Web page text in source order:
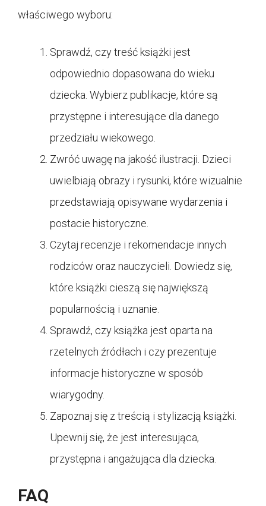
właściwego wyboru:
Sprawdź, czy treść książki jest
odpowiednio dopasowana do wieku
dziecka. Wybierz publikacje, które są
przystępne i interesujące dla danego
przedziału wiekowego.
Zwróć uwagę na jakość ilustracji. Dzieci
uwielbiają obrazy i rysunki, które wizualnie
przedstawiają opisywane wydarzenia i
postacie historyczne.
Czytaj recenzje i rekomendacje innych
rodziców oraz nauczycieli. Dowiedz się,
które książki cieszą się największą
popularnością i uznanie.
Sprawdź, czy książka jest oparta na
rzetelnych źródłach i czy prezentuje
informacje historyczne w sposób
wiarygodny.
Zapoznaj się z treścią i stylizacją książki.
Upewnij się, że jest interesująca,
przystępna i angażująca dla dziecka.
FAQ